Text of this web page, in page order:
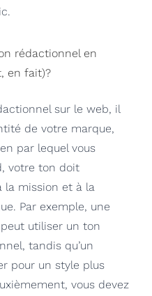
rédactionnel en
en fait)?
sur le web, il
de votre marque,
par lequel vous
votre ton doit
la mission et à la
Par exemple, une
utiliser un ton
tandis qu’un
pour un style plus
vous devez